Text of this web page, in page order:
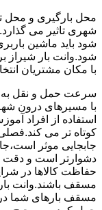
محل بارگیری و محل
شهری تاثیر می
شود باید ماشین
شود.وانت بار شیراز
با مکان مشتریان
سرعت حمل و نقل به
با مسیرهای درون
استفاده از افراد
کوتاه تر می
جابجایی موثر
دشوارتر است و دقت
حفاظت کالاها در
مسقف باشند.وانت بار
مسقف بارهای شما